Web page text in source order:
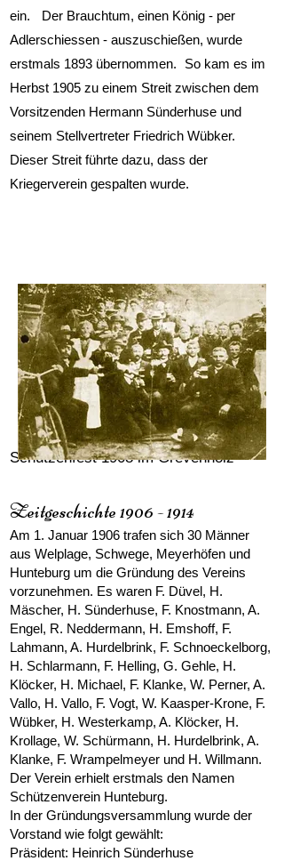
ein. Der Brauchtum, einen König - per
Adlerschiessen - auszuschießen, wurde
erstmals 1893 übernommen. So kam es im
Herbst 1905 zu einem Streit zwischen dem
Vorsitzenden Hermann Sünderhuse und
seinem Stellvertreter Friedrich Wübker.
Dieser Streit führte dazu, dass der
Kriegerverein gespalten wurde.
Schützenfest 1908 im Grevenholz
Zeitgeschichte1906 - 1914
Am 1. Januar 1906 trafen sich 30 Männer
aus Welplage, Schwege, Meyerhöfen und
Hunteburg um die Gründung des Vereins
vorzunehmen. Es waren F. Düvel, H.
Mäscher, H. Sünderhuse, F. Knostmann, A.
Engel, R. Neddermann, H. Emshoff, F.
Lahmann, A. Hurdelbrink, F. Schnoeckelborg,
H. Schlarmann, F. Helling, G. Gehle, H.
Klöcker, H. Michael, F. Klanke, W. Perner, A.
Vallo, H. Vallo, F. Vogt, W. Kaasper-Krone, F.
Wübker, H. Westerkamp, A. Klöcker, H.
Krollage, W. Schürmann, H. Hurdelbrink, A.
Klanke, F. Wrampelmeyer und H. Willmann.
Der Verein erhielt erstmals den Namen
Schützenverein Hunteburg.
In der Gründungsversammlung wurde der
Vorstand wie folgt gewählt:
Präsident: Heinrich Sünderhuse